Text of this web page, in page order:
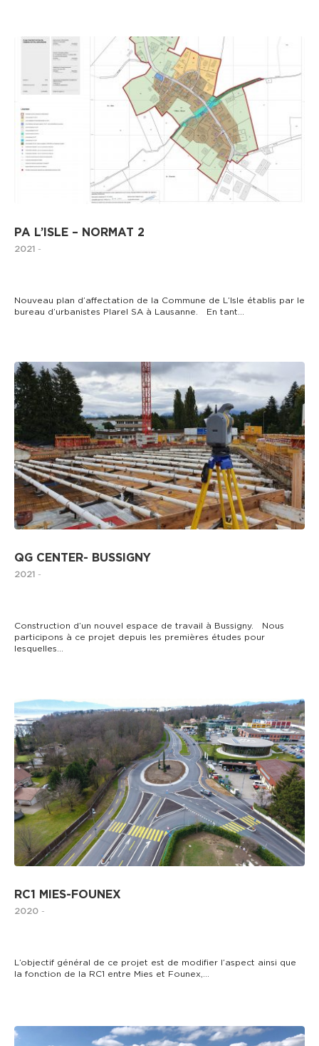
PA L’ISLE – NORMAT 2
2021 -
Nouveau plan d’affectation de la Commune de L’Isle établis par le
bureau d’urbanistes Plarel SA à Lausanne. En tant…
QG CENTER- BUSSIGNY
2021 -
Construction d’un nouvel espace de travail à Bussigny. Nous
participons à ce projet depuis les premières études pour
lesquelles…
RC1 MIES-FOUNEX
2020 -
L’objectif général de ce projet est de modifier l’aspect ainsi que
la fonction de la RC1 entre Mies et Founex,…